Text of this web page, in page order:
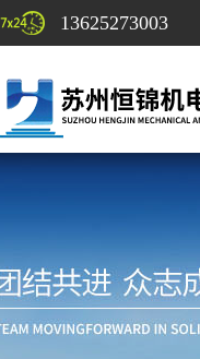
13625273003